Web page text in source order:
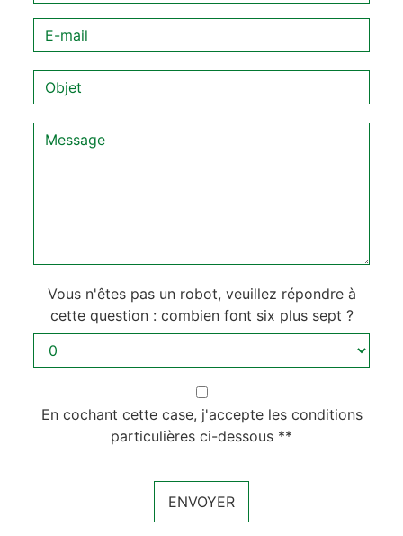
Vous n'êtes pas un robot, veuillez répondre à
cette question : combien font six plus sept ?
En cochant cette case, j'accepte les conditions
particulières ci-dessous **
ENVOYER